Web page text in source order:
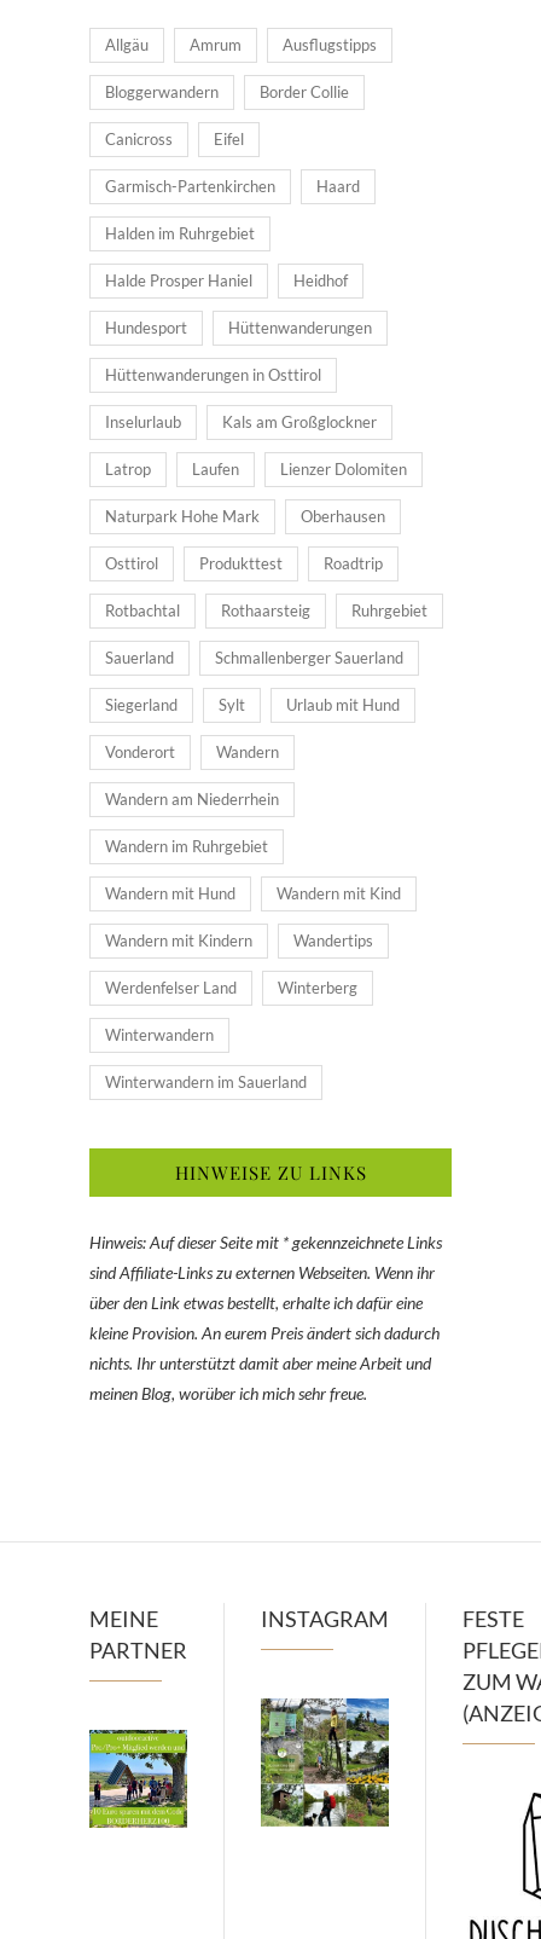
Allgäu Amrum Ausflugstipps
Bloggerwandern Border Collie
Canicross Eifel
Garmisch-Partenkirchen Haard
Halden im Ruhrgebiet
Halde Prosper Haniel Heidhof
Hundesport Hüttenwanderungen
Hüttenwanderungen in Osttirol
Inselurlaub Kals am Großglockner
Latrop Laufen Lienzer Dolomiten
Naturpark Hohe Mark Oberhausen
Osttirol Produkttest Roadtrip
Rotbachtal Rothaarsteig Ruhrgebiet
Sauerland Schmallenberger Sauerland
Siegerland Sylt Urlaub mit Hund
Vonderort Wandern
Wandern am Niederrhein
Wandern im Ruhrgebiet
Wandern mit Hund Wandern mit Kind
Wandern mit Kindern Wandertips
Werdenfelser Land Winterberg
Winterwandern
Winterwandern im Sauerland
HINWEISE ZU LINKS
Hinweis: Auf dieser Seite mit * gekennzeichnete Links
sind Affiliate-Links zu externen Webseiten. Wenn ihr
über den Link etwas bestellt, erhalte ich dafür eine
kleine Provision. An eurem Preis ändert sich dadurch
nichts. Ihr unterstützt damit aber meine Arbeit und
meinen Blog, worüber ich mich sehr freue.
MEINE
PARTNER
INSTAGRAM
FESTE
ZUM